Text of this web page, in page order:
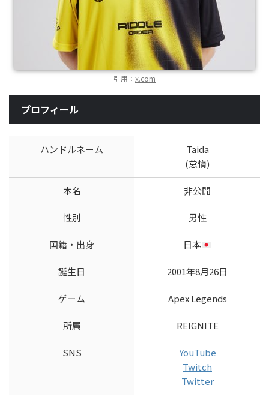
引用： x.com
プロフィール
ハンドルネーム
Taida
(怠惰)
本名 非公開
性別 男性
国籍・出身 日本
誕生日 2001年8月26日
ゲーム Apex Legends
所属 REIGNITE
SNS
YouTube
Twitch
Twitter